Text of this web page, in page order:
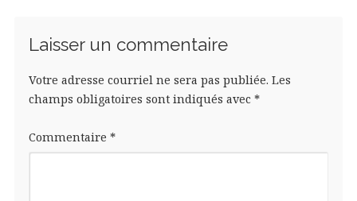
Laisser un commentaire
Votre adresse courriel ne sera pas publiée. Les
champs obligatoires sont indiqués avec *
Commentaire *